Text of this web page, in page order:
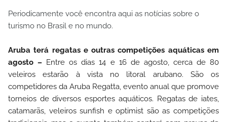
Periodicamente você encontra aqui as notícias sobre o
turismo no Brasil e no mundo.
Aruba terá regatas e outras competições aquáticas em
agosto – Entre os dias 14 e 16 de agosto, cerca de 80
veleiros estarão à vista no litoral arubano. São os
competidores da Aruba Regatta, evento anual que promove
torneios de diversos esportes aquáticos. Regatas de iates,
catamarãs, veleiros sunfish e optimist são as competições